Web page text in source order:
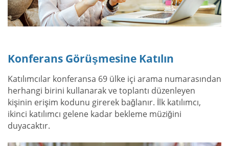
Konferans Görüşmesine Katılın
Katılımcılar konferansa 69 ülke içi arama numarasından
herhangi birini kullanarak ve toplantı düzenleyen
kişinin erişim kodunu girerek bağlanır. İlk katılımcı,
ikinci katılımcı gelene kadar bekleme müziğini
duyacaktır.